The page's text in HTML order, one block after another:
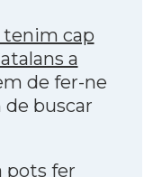
tenim cap
a
de fer-ne
buscar
pots fer